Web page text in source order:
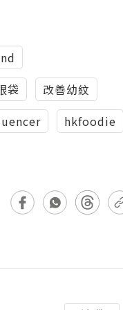
袋
改善幼紋
hkfoodie